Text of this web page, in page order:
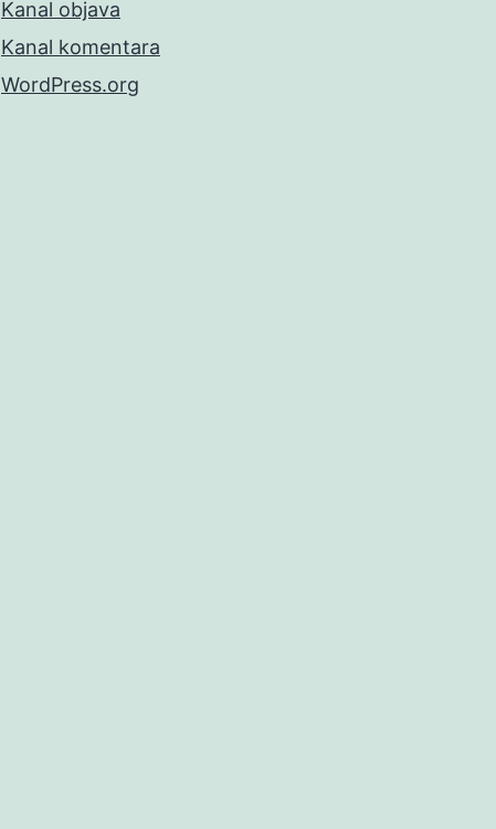
Kanal objava
Kanal komentara
WordPress.org